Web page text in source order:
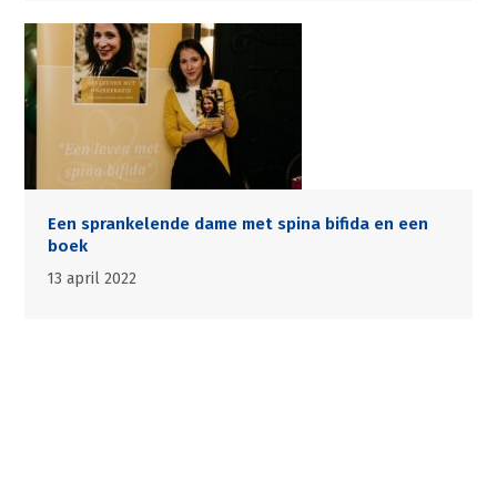
Een sprankelende dame met spina bifida en een
boek
13 april 2022